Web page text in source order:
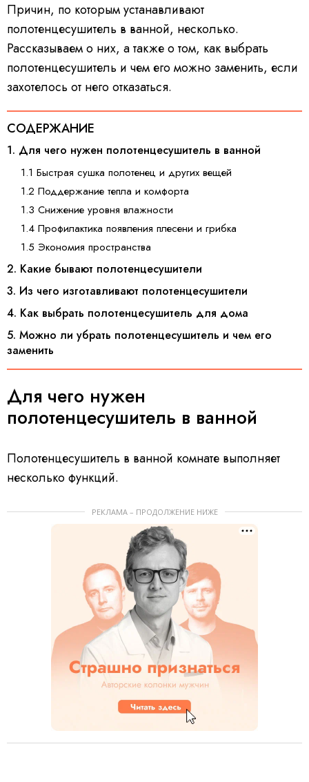
Причин, по которым устанавливают
полотенцесушитель в ванной, несколько.
Рассказываем о них, а также о том, как выбрать
полотенцесушитель и чем его можно заменить, если
захотелось от него отказаться.
СОДЕРЖАНИЕ
1. Для чего нужен полотенцесушитель в ванной
1.1 Быстрая сушка полотенец и других вещей
1.2 Поддержание тепла и комфорта
1.3 Снижение уровня влажности
1.4 Профилактика появления плесени и грибка
1.5 Экономия пространства
2. Какие бывают полотенцесушители
3. Из чего изготавливают полотенцесушители
4. Как выбрать полотенцесушитель для дома
5. Можно ли убрать полотенцесушитель и чем его
заменить
Для чего нужен
полотенцесушитель в ванной
Полотенцесушитель в ванной комнате выполняет
несколько функций.
РЕКЛАМА – ПРОДОЛЖЕНИЕ НИЖЕ